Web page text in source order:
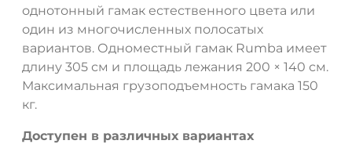
однотонный гамак естественного цвета или
один из многочисленных полосатых
вариантов. Одноместный гамак Rumba имеет
длину 305 см и площадь лежания 200 × 140 см.
Максимальная грузоподъемность гамака 150
кг.
Доступен в различных вариантах